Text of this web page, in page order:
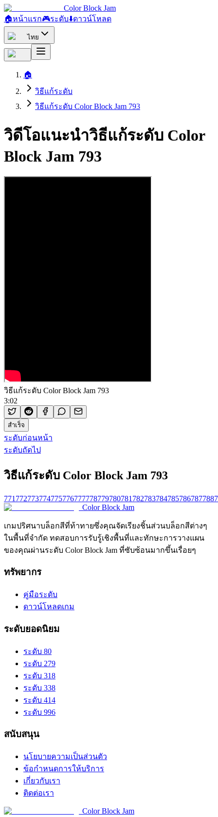
Color Block Jam
🏠หน้าแรก🎮ระดับ⬇️ดาวน์โหลด
ไทย
🏠
วิธีแก้ระดับ
วิธีแก้ระดับ Color Block Jam 793
วิดีโอแนะนำวิธีแก้ระดับ Color
Block Jam 793
วิธีแก้ระดับ Color Block Jam 793
3:02
สำเร็จ
ระดับก่อนหน้า
ระดับถัดไป
วิธีแก้ระดับ Color Block Jam 793
771 772773774775776777778779780781 782783784785786787788
Color Block Jam
เกมปริศนาบล็อกสีที่ท้าทายซึ่งคุณจัดเรียงชิ้นส่วนบล็อกสีต่างๆ
ในพื้นที่จำกัด ทดสอบการรับรู้เชิงพื้นที่และทักษะการวางแผน
ของคุณผ่านระดับ Color Block Jam ที่ซับซ้อนมากขึ้นเรื่อยๆ
ทรัพยากร
คู่มือระดับ
ดาวน์โหลดเกม
ระดับยอดนิยม
ระดับ 80
ระดับ 279
ระดับ 318
ระดับ 338
ระดับ 414
ระดับ 996
สนับสนุน
นโยบายความเป็นส่วนตัว
ข้อกำหนดการให้บริการ
เกี่ยวกับเรา
ติดต่อเรา
Color Block Jam